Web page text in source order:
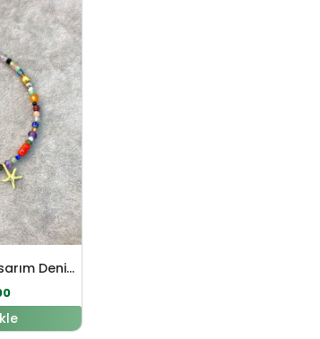
Mix Doğal Taş Tasarım Deniz Yıldızı Sembol Gümüş Bileklik